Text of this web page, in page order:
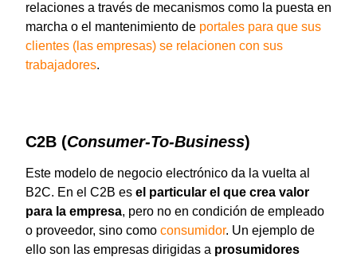
relaciones a través de mecanismos como la puesta en
marcha o el mantenimiento de portales para que sus
clientes (las empresas) se relacionen con sus
trabajadores.
C2B (Consumer-To-Business)
Este modelo de negocio electrónico da la vuelta al
B2C. En el C2B es el particular el que crea valor
para la empresa, pero no en condición de empleado
o proveedor, sino como consumidor. Un ejemplo de
ello son las empresas dirigidas a prosumidores